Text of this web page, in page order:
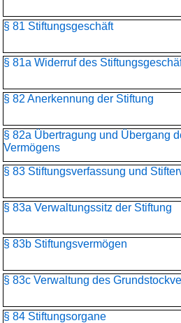
§ 81 Stiftungsgeschäft
§ 81a Widerruf des
§ 82 Anerkennung der Stiftung
§ 82a Übertragung und Übergang
Vermögens
§ 83 Stiftungsverfassung und
§ 83a Verwaltungssitz der Stiftung
§ 83b Stiftungsvermögen
§ 83c Verwaltung des
§ 84 Stiftungsorgane